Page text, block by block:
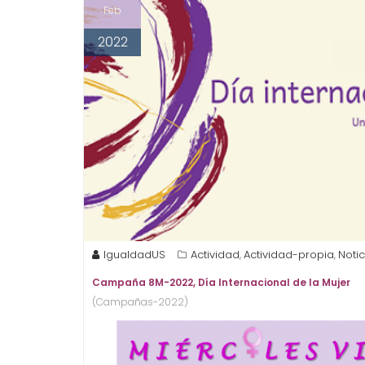
Feb
2022
IgualdadUS Actividad,Actividad-propia,
Campaña 8M-2022, Día Internacional de la Mujer
(Campañas-2022)